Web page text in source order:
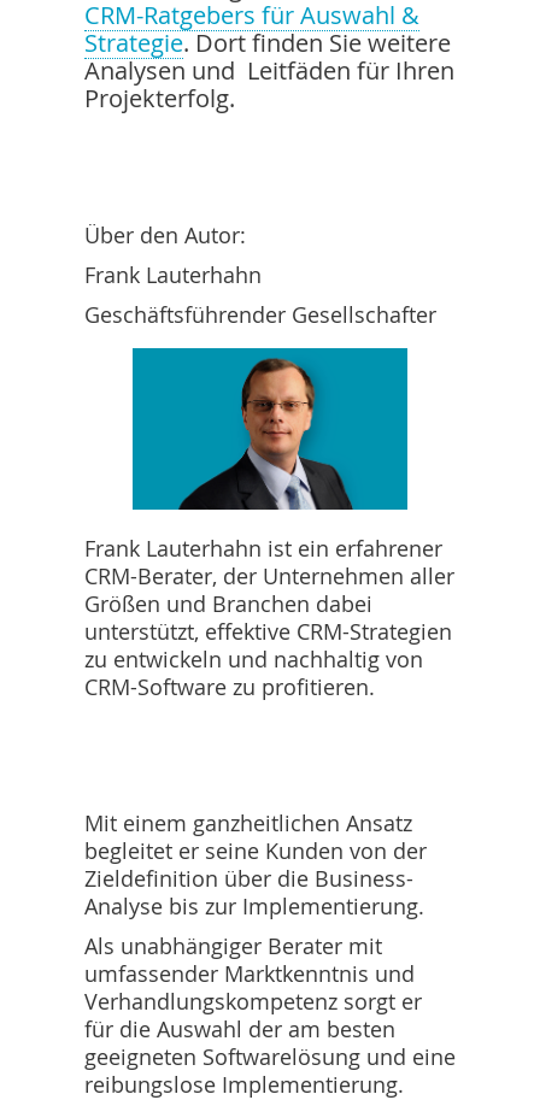
CRM-Ratgebers für Auswahl &
Strategie. Dort finden Sie weitere
Analysen und Leitfäden für Ihren
Projekterfolg.
Über den Autor:
Frank Lauterhahn
Geschäftsführender Gesellschafter
Frank Lauterhahn ist ein erfahrener
CRM-Berater, der Unternehmen aller
Größen und Branchen dabei
unterstützt, effektive CRM-Strategien
zu entwickeln und nachhaltig von
CRM-Software zu profitieren.
Mit einem ganzheitlichen Ansatz
begleitet er seine Kunden von der
Zieldefinition über die Business-
Analyse bis zur Implementierung.
Als unabhängiger Berater mit
umfassender Marktkenntnis und
Verhandlungskompetenz sorgt er
für die Auswahl der am besten
geeigneten Softwarelösung und eine
reibungslose Implementierung.